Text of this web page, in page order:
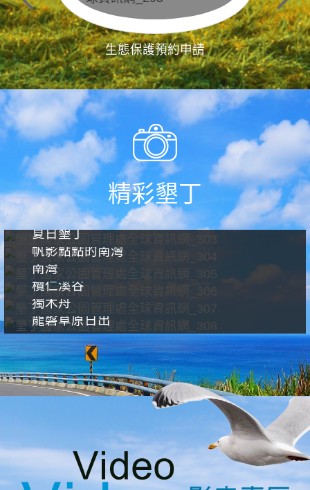
生態保護預約申請
精彩墾丁
夏日墾丁
帆影點點的南灣
南灣
欖仁溪谷
獨木舟
龍磐草原日出